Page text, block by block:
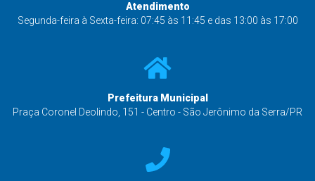
Atendimento
Segunda-feira à Sexta-feira: 07:45 às 11:45 e das 13:00 às 17:00
Prefeitura Municipal
Praça Coronel Deolindo, 151 - Centro - São Jerônimo da Serra/PR